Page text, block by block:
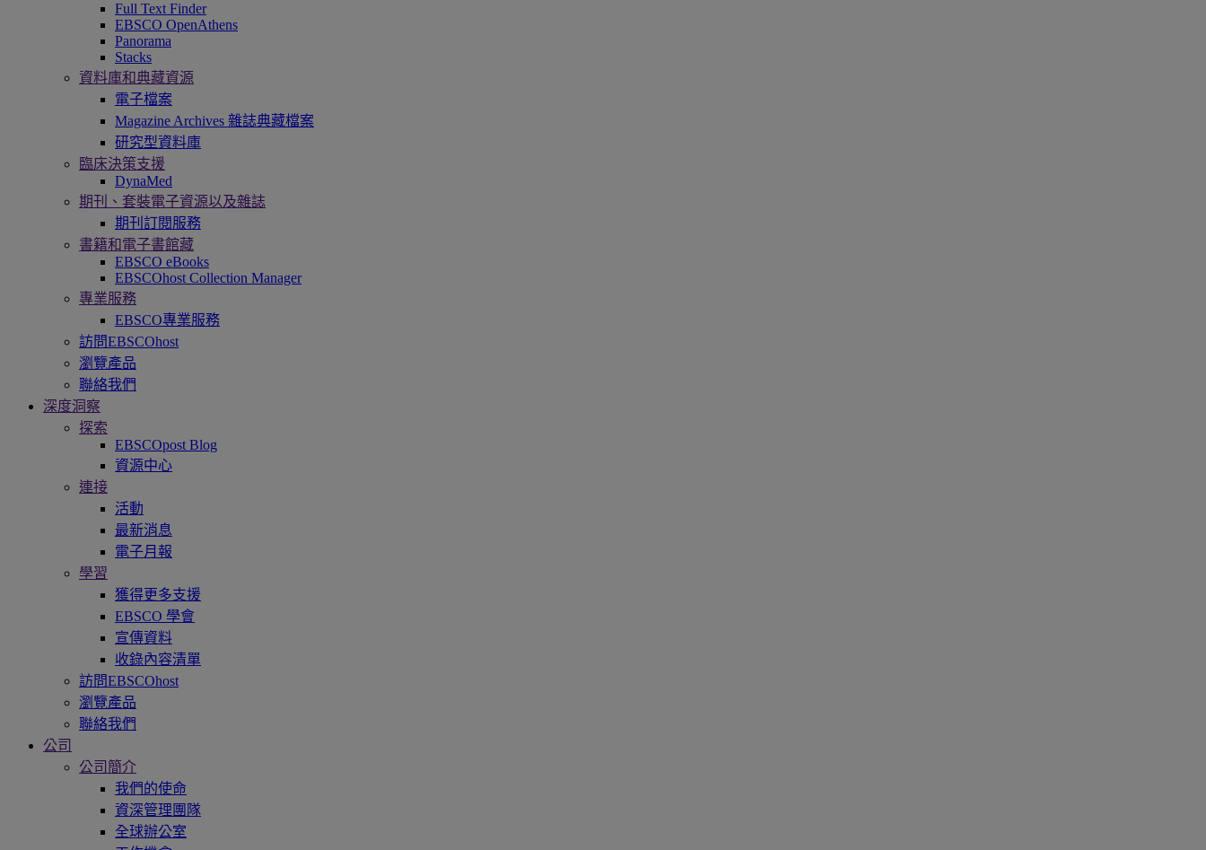
Full Text Finder
EBSCO OpenAthens
Panorama
Stacks
資料庫和典藏資源
電子檔案
Magazine Archives 雜誌典藏檔案
研究型資料庫
臨床決策支援
DynaMed
期刊、套裝電子資源以及雜誌
期刊訂閱服務
書籍和電子書館藏
EBSCO eBooks
EBSCOhost Collection Manager
專業服務
EBSCO專業服務
訪問EBSCOhost
瀏覽產品
聯絡我們
深度洞察
探索
EBSCOpost Blog
資源中心
連接
活動
最新消息
電子月報
學習
獲得更多支援
EBSCO 學會
宣傳資料
收錄內容清單
訪問EBSCOhost
瀏覽產品
聯絡我們
公司
公司簡介
我們的使命
資深管理團隊
全球辦公室